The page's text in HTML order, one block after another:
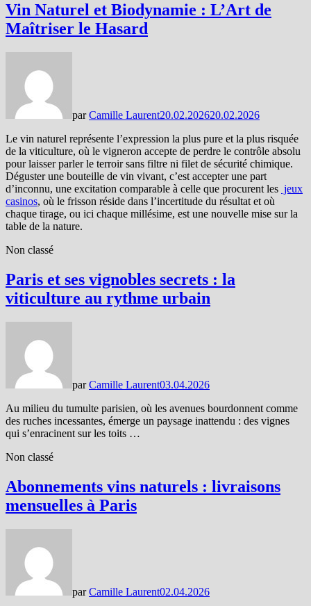
Vin Naturel et Biodynamie : L’Art de
Maîtriser le Hasard
parCamille Laurent20.02.202620.02.2026
Le vin naturel représente l’expression la plus pure et la plus risquée
de la viticulture, où le vigneron accepte de perdre le contrôle absolu
pour laisser parler le terroir sans filtre ni filet de sécurité chimique.
Déguster une bouteille de vin vivant, c’est accepter une part
d’inconnu, une excitation comparable à celle que procurent les jeux
casinos, où le frisson réside dans l’incertitude du résultat et où
chaque tirage, ou ici chaque millésime, est une nouvelle mise sur la
table de la nature.
Non classé
Paris et ses vignobles secrets : la
viticulture au rythme urbain
parCamille Laurent03.04.2026
Au milieu du tumulte parisien, où les avenues bourdonnent comme
des ruches incessantes, émerge un paysage inattendu : des vignes
qui s’enracinent sur les toits …
Non classé
Abonnements vins naturels : livraisons
mensuelles à Paris
parCamille Laurent02.04.2026